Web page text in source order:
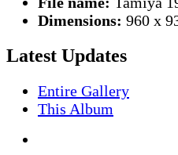
Dimensions: 960 x
Latest Updates
Entire Gallery
This Album